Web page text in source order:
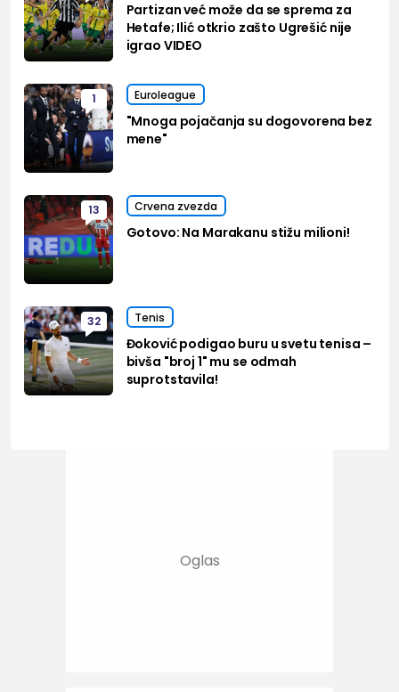
Partizan već može da se sprema za
Hetafe; Ilić otkrio zašto Ugrešić nije
igrao VIDEO
1 Euroleague
"Mnoga pojačanja su dogovorena bez
mene"
13 Crvena zvezda
Gotovo: Na Marakanu stižu milioni!
32 Tenis
Đoković podigao buru u svetu tenisa –
bivša "broj 1" mu se odmah
suprotstavila!